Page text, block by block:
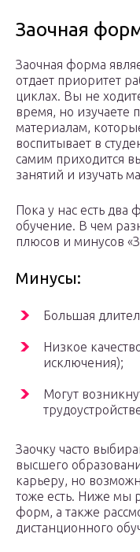
Заочная
Заочная форма
отдает приоритет
циклах. Вы не
время, но изучаете
материалам,
воспитывает в
самим приходится
занятий и изучать
Пока у нас есть
обучение. В чем
плюсов и минусов
Минусы:
Большая
Низкое
исключения);
Могут
Заочку часто
высшего
карьеру, но
тоже есть. Ниже мы
форм, а также
дистанционного